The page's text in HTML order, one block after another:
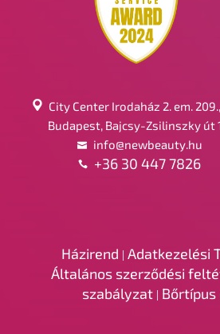
City Center Irodaház 2. em. 209.,
Budapest, Bajcsy-Zsilinszky út
info@newbeauty.hu
+36 30 447 7826
Házirend |Adatkezelési
Általános szerződési
szabályzat